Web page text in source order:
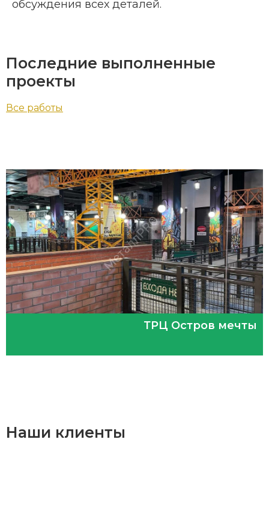
обсуждения всех деталей.
Последние выполненные
проекты
Все работы
ТРЦ Остров мечты
Наши клиенты